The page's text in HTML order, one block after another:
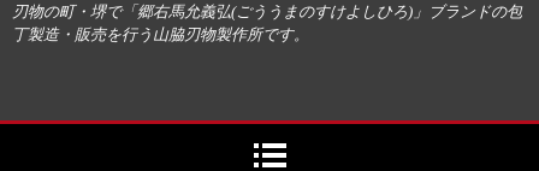
刃物の町・堺で「郷右馬允義弘(ごううまのすけよしひろ)」ブランドの包
丁製造・販売を行う山脇刃物製作所です。